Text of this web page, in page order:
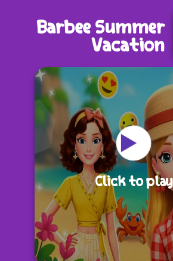
Barbee Summer
Vacation
Click to play